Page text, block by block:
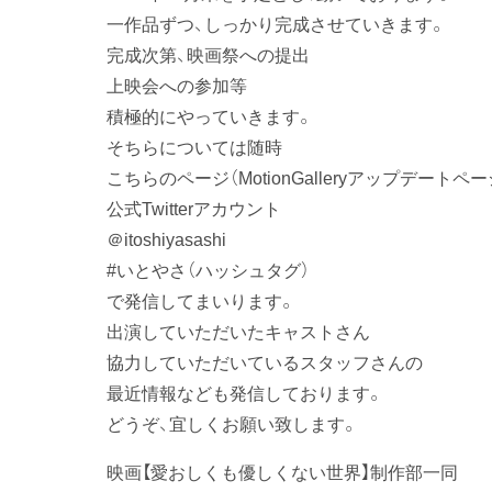
一作品ずつ、しっかり完成させていきます。
完成次第、映画祭への提出
上映会への参加等
積極的にやっていきます。
そちらについては随時
こちらのページ（MotionGalleryアップデートペー
公式Twitterアカウント
＠itoshiyasashi
#いとやさ（ハッシュタグ）
で発信してまいります。
出演していただいたキャストさん
協力していただいているスタッフさんの
最近情報なども発信しております。
どうぞ、宜しくお願い致します。
映画【愛おしくも優しくない世界】制作部一同